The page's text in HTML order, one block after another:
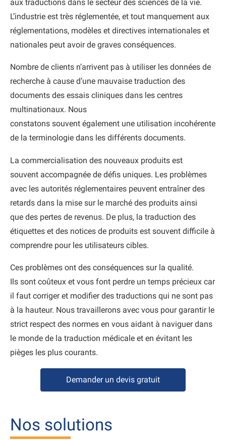
aux traductions dans le secteur des sciences de la vie.
L’industrie est très réglementée, et tout manquement aux
réglementations, modèles et directives internationales et
nationales peut avoir de graves conséquences.
Nombre de clients n’arrivent pas à utiliser les données de
recherche à cause d’une mauvaise traduction des
documents des essais cliniques dans les centres
multinationaux. Nous
constatons souvent également une utilisation incohérente
de la terminologie dans les différents documents.
La commercialisation des nouveaux produits est
souvent accompagnée de défis uniques. Les problèmes
avec les autorités réglementaires peuvent entraîner des
retards dans la mise sur le marché des produits ainsi
que des pertes de revenus. De plus, la traduction des
étiquettes et des notices de produits est souvent difficile à
comprendre pour les utilisateurs cibles.
Ces problèmes ont des conséquences sur la qualité.
Ils sont coûteux et vous font perdre un temps précieux car
il faut corriger et modifier des traductions qui ne sont pas
à la hauteur. Nous travaillerons avec vous pour garantir le
strict respect des normes en vous aidant à naviguer dans
le monde de la traduction médicale et en évitant les
pièges les plus courants.
Demander un devis gratuit
Nos solutions